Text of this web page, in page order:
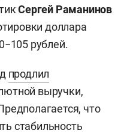
Сергей Раманинов
доллара
рублей.
продлил
выручки,
что
стабильность